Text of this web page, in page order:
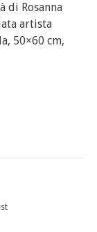
di Rosanna
artista
50×60 cm,